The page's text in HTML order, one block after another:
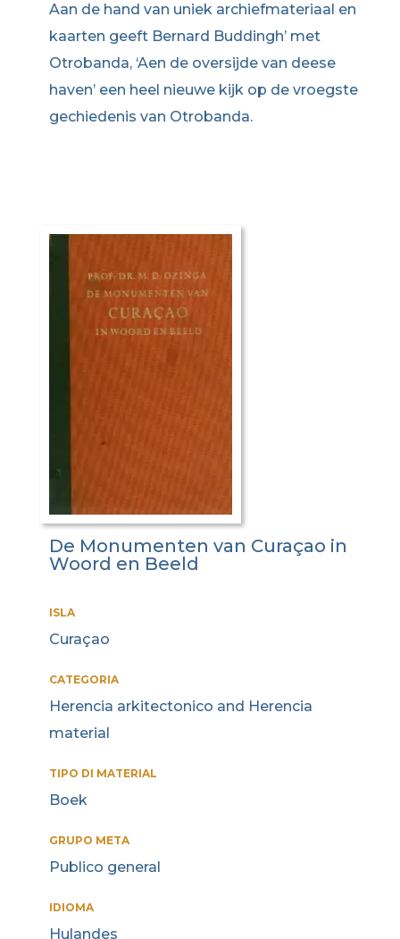
Aan de hand van uniek archiefmateriaal en
kaarten geeft Bernard Buddingh’ met
Otrobanda, ‘Aen de oversijde van deese
haven’ een heel nieuwe kijk op de vroegste
gechiedenis van Otrobanda.
De Monumenten van Curaçao in
Woord en Beeld
ISLA
Curaçao
CATEGORIA
Herencia arkitectonico and Herencia
material
TIPO DI MATERIAL
Boek
GRUPO META
Publico general
IDIOMA
Hulandes